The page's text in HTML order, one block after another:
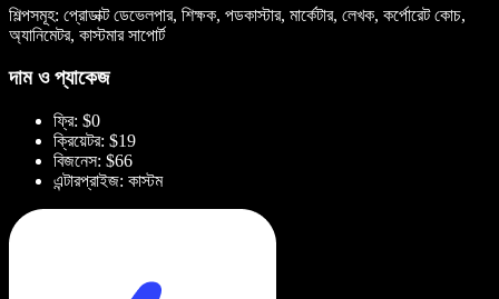
শিল্পসমূহ: প্রোডাক্ট ডেভেলপার, শিক্ষক, পডকাস্টার, মার্কেটার, লেখক, কর্পোরেট কোচ,
অ্যানিমেটর, কাস্টমার সাপোর্ট
দাম ও প্যাকেজ
ফ্রি: $0
ক্রিয়েটর: $19
বিজনেস: $66
এন্টারপ্রাইজ: কাস্টম